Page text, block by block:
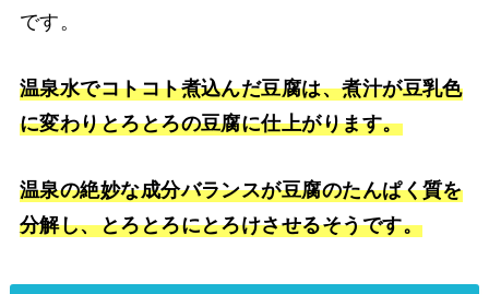
です。
温泉水でコトコト煮込んだ豆腐は、煮汁が豆乳色
に変わりとろとろの豆腐に仕上がります。
温泉の絶妙な成分バランスが豆腐のたんぱく質を
分解し、とろとろにとろけさせるそうです。